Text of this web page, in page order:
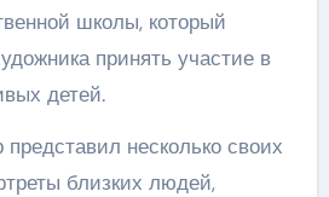
школы, который
принять участие в
детей.
несколько своих
близких людей,